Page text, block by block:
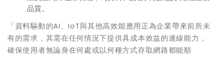
品質。
「資料驅動的AI、IoT與其他高效能應用正為企業帶來前所未
有的需求，其需在任何情況下提供具成本效益的連線能力，
確保使用者無論身在何處或以何種方式存取網路都能順